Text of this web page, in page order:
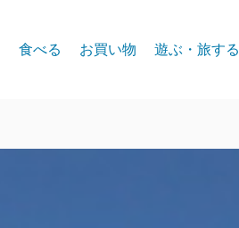
食べる お買い物 遊ぶ・旅する